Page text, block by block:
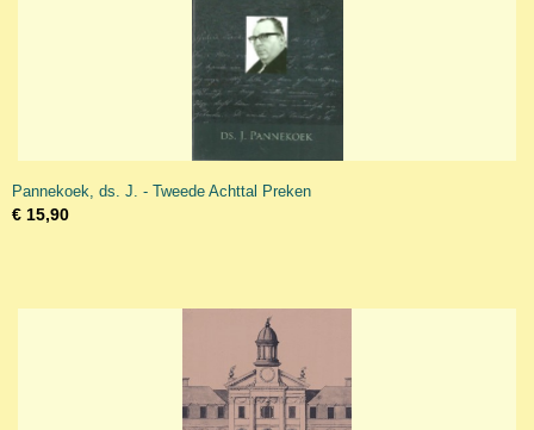
Pannekoek, ds. J. - Tweede Achttal Preken
€ 15,90